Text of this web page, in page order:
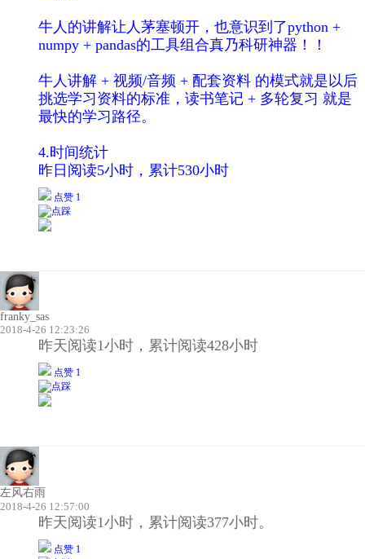
牛人的讲解让人茅塞顿开，也意识到了python +
numpy + pandas的工具组合真乃科研神器！！
牛人讲解 + 视频/音频 + 配套资料 的模式就是以后
挑选学习资料的标准，读书笔记 + 多轮复习 就是
最快的学习路径。
4.时间统计
昨日阅读5小时，累计530小时
点赞 1
franky_sas
2018-4-26 12:23:26
昨天阅读1小时，累计阅读428小时
点赞 1
左风右雨
2018-4-26 12:57:00
昨天阅读1小时，累计阅读377小时。
点赞 1